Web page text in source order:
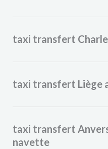
taxi transfert
taxi transfert Liège
taxi transfert
navette